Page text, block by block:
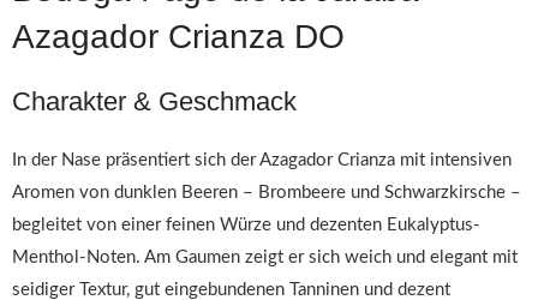
Azagador Crianza DO
Charakter & Geschmack
In der Nase präsentiert sich der Azagador Crianza mit intensiven
Aromen von dunklen Beeren – Brombeere und Schwarzkirsche –
begleitet von einer feinen Würze und dezenten Eukalyptus-
Menthol-Noten. Am Gaumen zeigt er sich weich und elegant mit
seidiger Textur, gut eingebundenen Tanninen und dezent